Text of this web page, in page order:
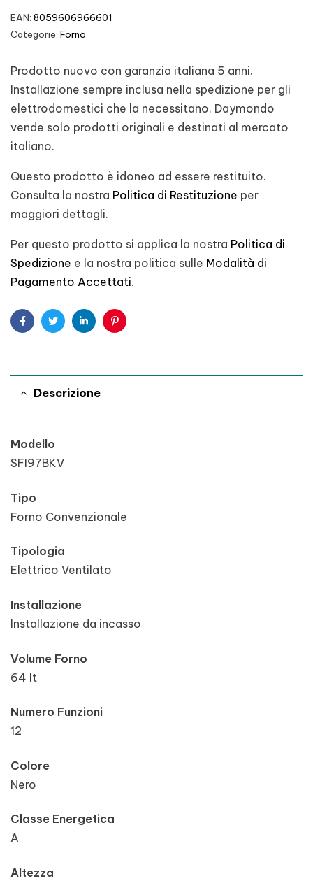
EAN: 8059606966601
Categorie: Forno
Prodotto nuovo con garanzia italiana 5 anni.
Installazione sempre inclusa nella spedizione per gli
elettrodomestici che la necessitano. Daymondo
vende solo prodotti originali e destinati al mercato
italiano.
Questo prodotto è idoneo ad essere restituito.
Consulta la nostra Politica di Restituzione per
maggiori dettagli.
Per questo prodotto si applica la nostra Politica di
Spedizione e la nostra politica sulle Modalità di
Pagamento Accettati.
FacebookTwitterLinkedinPinterest
Descrizione
Modello
SFI97BKV
Tipo
Forno Convenzionale
Tipologia
Elettrico Ventilato
Installazione
Installazione da incasso
Volume Forno
64 lt
Numero Funzioni
12
Colore
Nero
Classe Energetica
A
Altezza